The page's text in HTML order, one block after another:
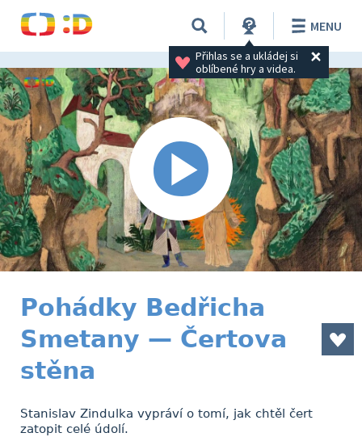
Přihlas se a ukládej si
oblíbené hry a videa.
MENU
Pohádky Bedřicha
Smetany — Čertova
stěna
Stanislav Zindulka vypráví o tomí, jak chtěl čert
zatopit celé údolí.